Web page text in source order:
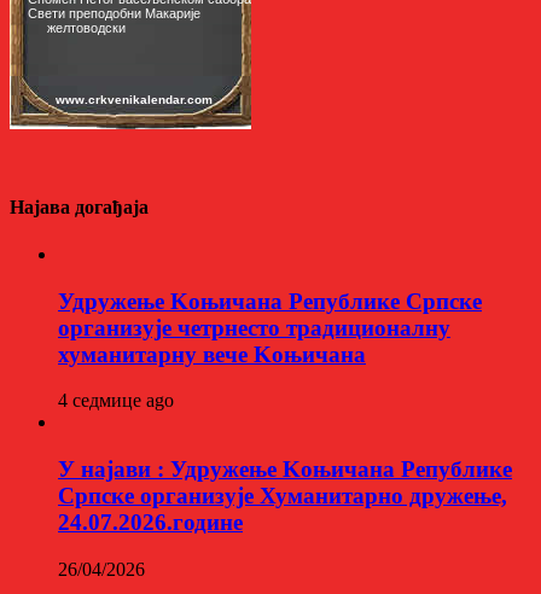
Најава догађаја
Удружење Kоњичана Републике Српске
организује четрнесто традиционалну
хуманитарну вече Kоњичана
4 седмице ago
У најави : Удружење Kоњичана Републике
Српске организује Хуманитарно дружење,
24.07.2026.године
26/04/2026